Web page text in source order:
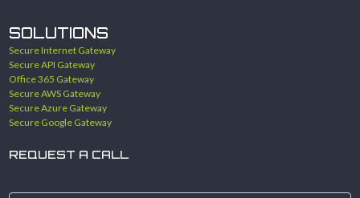
SOLUTIONS
Secure Internet Gateway
Secure API Gateway
Office 365 Gateway
Secure AWS Gateway
Secure Azure Gateway
Secure Google Gateway
REQUEST A CALL